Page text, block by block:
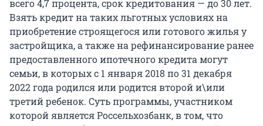
всего 4,7 процента, срок кредитования — до 30 лет.
Взять кредит на таких льготных условиях на
приобретение строящегося или готового жилья у
застройщика, а также на рефинансирование ранее
предоставленного ипотечного кредита могут
семьи, в которых с 1 января 2018 по 31 декабря
2022 года родился или родится второй и\или
третий ребенок. Суть программы, участником
которой является Россельхозбанк, в том, что